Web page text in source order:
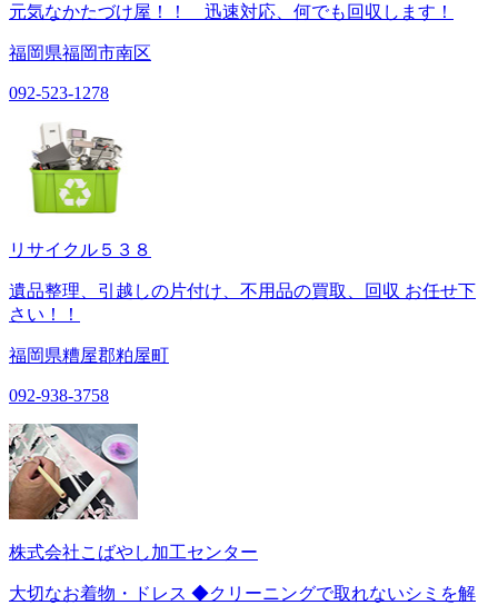
元気なかたづけ屋！！ 迅速対応、何でも回収します！
福岡県福岡市南区
092-523-1278
リサイクル５３８
遺品整理、引越しの片付け、不用品の買取、回収 お任せ下
さい！！
福岡県糟屋郡粕屋町
092-938-3758
株式会社こばやし加工センター
大切なお着物・ドレス ◆クリーニングで取れないシミを解